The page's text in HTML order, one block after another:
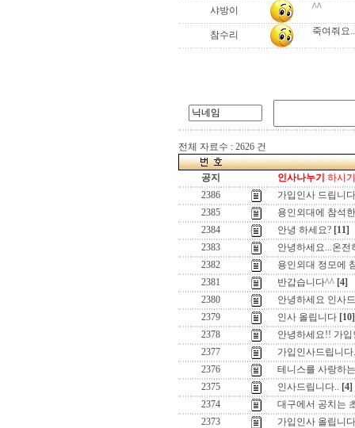
샤방이 ^^
참수리 죽여줘요
전체 자료수 : 2626 건
공지 인사나누기 하시
2386
가입인사 드립니다
2385
용인외대에 참석
2384
안녕 하세요? [11]
2383
안녕하세요...온전
2382
용인외대 정모에
2381
반갑습니다^^ [4]
2380
안녕하세요 인사
2379
인사 올립니다 [10]
2378
안녕하세요!! 가
2377
가입인사드립니다.
2376
테니스를 사랑하
2375
인사드립니다.. [4]
2374
대구에서 공치는
2373
가입인사 올립니